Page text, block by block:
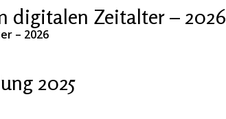
digitalen Zeitalter – 2026
– 2026
2025